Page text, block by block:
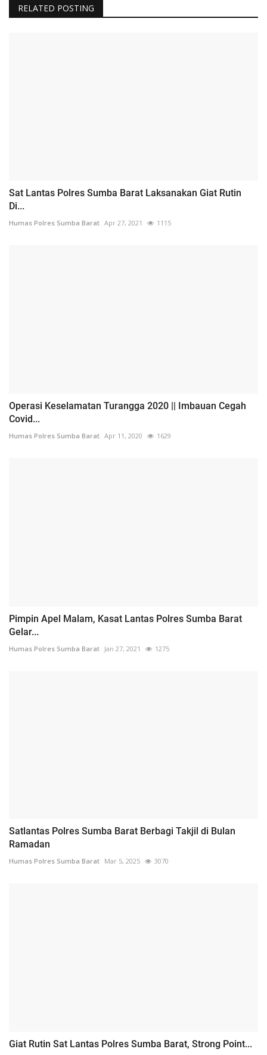
RELATED POSTING
Sat Lantas Polres Sumba Barat Laksanakan Giat Rutin
Di...
Humas Polres Sumba Barat Apr 27, 2021 1115
Operasi Keselamatan Turangga 2020 || Imbauan Cegah
Covid...
Humas Polres Sumba Barat Apr 11, 2020 1629
Pimpin Apel Malam, Kasat Lantas Polres Sumba Barat
Gelar...
Humas Polres Sumba Barat Jan 27, 2021 1275
Satlantas Polres Sumba Barat Berbagi Takjil di Bulan
Ramadan
Humas Polres Sumba Barat Mar 5, 2025 3070
Giat Rutin Sat Lantas Polres Sumba Barat, Strong Point...